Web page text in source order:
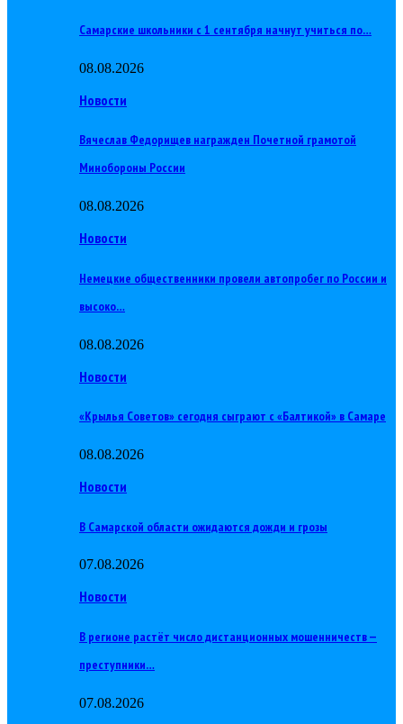
Самарские школьники с 1 сентября начнут учиться по…
08.08.2026
Новости
Вячеслав Федорищев награжден Почетной грамотой
Минобороны России
08.08.2026
Новости
Немецкие общественники провели автопробег по России и
высоко…
08.08.2026
Новости
«Крылья Советов» сегодня сыграют с «Балтикой» в Самаре
08.08.2026
Новости
В Самарской области ожидаются дожди и грозы
07.08.2026
Новости
В регионе растёт число дистанционных мошенничеств —
преступники…
07.08.2026